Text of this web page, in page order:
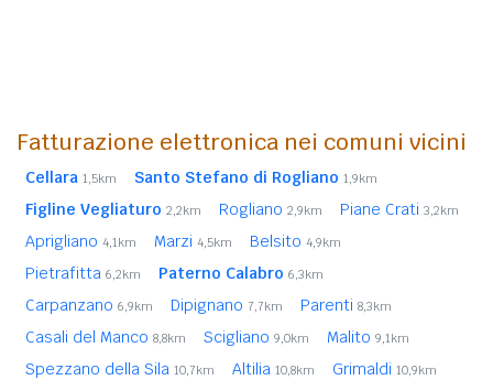
Fatturazione elettronica nei comuni vicini
Cellara 1,5km Santo Stefano di Rogliano 1,9km
Figline Vegliaturo 2,2km Rogliano 2,9km Piane Crati 3,2km
Aprigliano 4,1km Marzi 4,5km Belsito 4,9km
Pietrafitta 6,2km Paterno Calabro 6,3km
Carpanzano 6,9km Dipignano 7,7km Parenti 8,3km
Casali del Manco 8,8km Scigliano 9,0km Malito 9,1km
Spezzano della Sila 10,7km Altilia 10,8km Grimaldi 10,9km